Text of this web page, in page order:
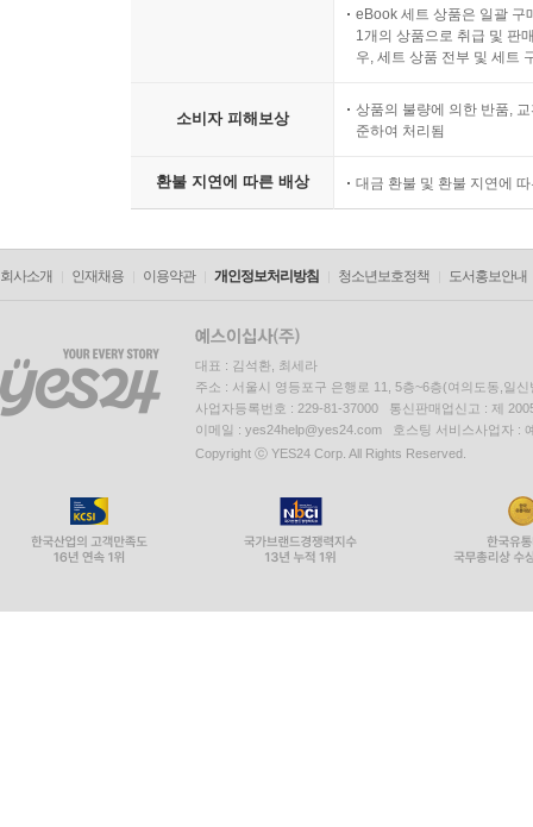
eBook 세트 상품은 일괄 구
1개의 상품으로 취급 및 판
우, 세트 상품 전부 및 세트
소비자 피해보상
상품의 불량에 의한 반품,
준하여 처리됨
환불 지연에 따른 배상 대금 환불 및 환불 지연에
회사소개 인재채용 이용약관 개인정보처리방침 청소년보호정책 도서홍보안내
대표 : 김석환, 최세라
주소 : 서울시 영등포구 은행로 11, 5층~6층(여의도동,일신
사업자등록번호 : 229-81-37000 통신판매업신고 : 제
이메일 : yes24help@yes24.com 호스팅 서비스사업자 :
Copyright ⓒ YES24 Corp. All Rights Reserved.